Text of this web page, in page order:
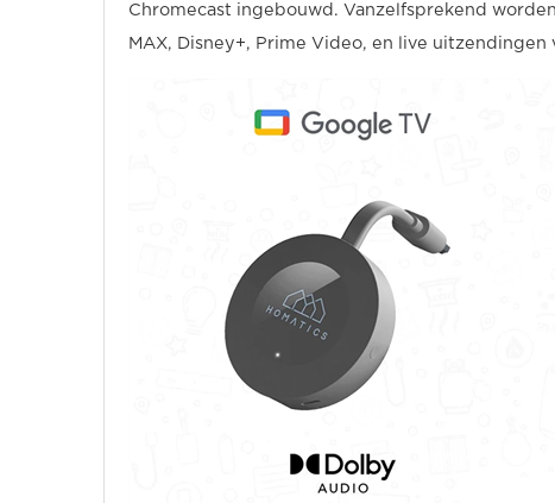
Chromecast ingebouwd. Vanzelfsprekend
MAX, Disney+, Prime Video, en live uitzendingen